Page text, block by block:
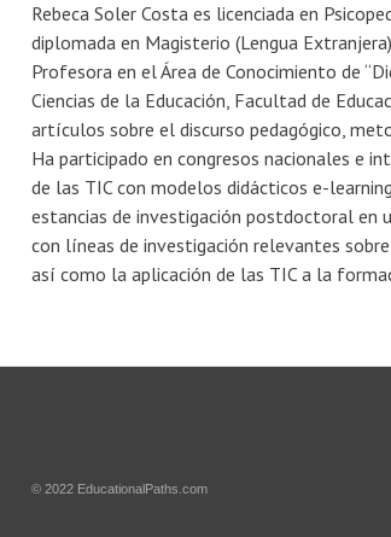
Rebeca Soler Costa es licenciada en
diplomada en Magisterio (Lengua
Profesora en el Área de Conocimiento de
Ciencias de la Educación, Facultad de
artículos sobre el discurso pedagógico,
Ha participado en congresos nacionales e
de las TIC con modelos didácticos e-
estancias de investigación postdoctoral en
con líneas de investigación relevantes
así como la aplicación de las TIC a la
© 2022 EducationalPaths.com